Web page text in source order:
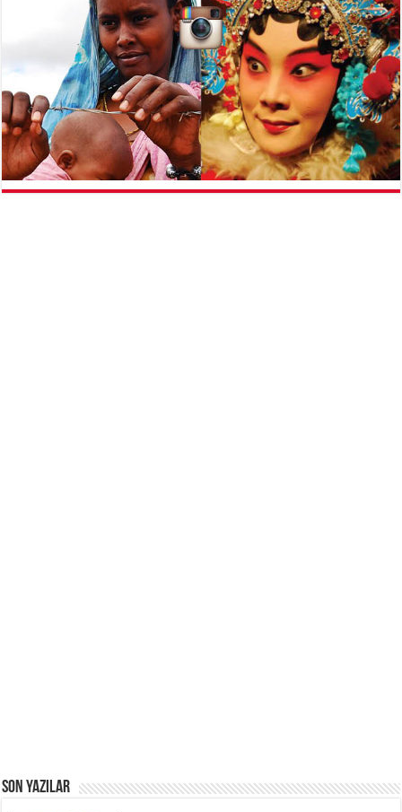
Son Yazılar